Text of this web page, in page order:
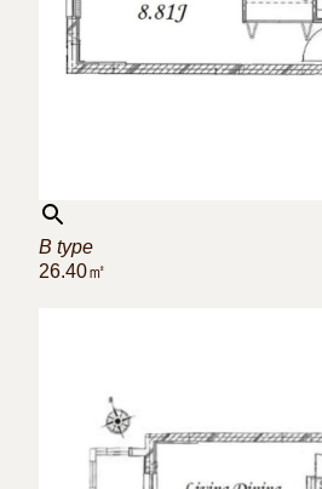
B type
26.40㎡